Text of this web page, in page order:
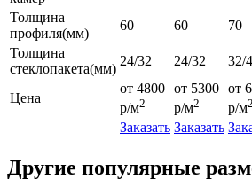
Толщина
профиля(мм)
60 60 70
Толщина
стеклопакета(мм)
24/32 24/32 32/
Цена
от 4800
р/м2
от 5300
р/м2
от
р/м2
Заказать Заказать
Другие популярные